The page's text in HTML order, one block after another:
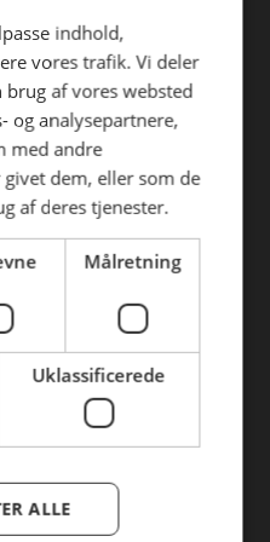
indhold,
vores trafik. Vi deler
af vores websted
og analysepartnere,
med andre
dem, eller som de
af deres tjenester.
Målretning
Uklassificerede
ALLE